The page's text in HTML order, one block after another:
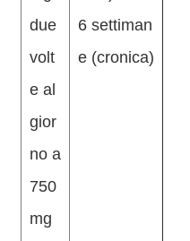
due
volt
e al
gior
no a
750
mg
6 settiman
e (cronica)